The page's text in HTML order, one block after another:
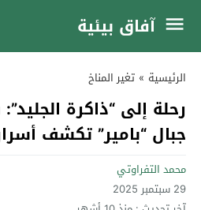
آفاق بيئية
الرئيسية » تغير المناخ
رحلة إلى “ذاكرة
جبال “بامير” تكشف
محمد التفراوتي
29 سبتمبر 2025